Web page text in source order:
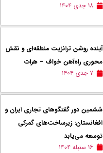
۱۸ جدی ۱۴۰۴
آینده روشن ترانزیت منطقه‌ای و نقش
محوری راه‌آهن خواف – هرات
۷ جدی ۱۴۰۴
ششمین دور گفتگوهای تجاری ایران و
افغانستان: زیرساخت‌های گمرکی
توسعه می‌یابد
۱۶ سنبله ۱۴۰۴